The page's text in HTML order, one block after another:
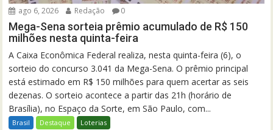
ago 6, 2026 Redação 0
Mega-Sena sorteia prêmio acumulado de R$ 150
milhões nesta quinta-feira
A Caixa Econômica Federal realiza, nesta quinta-feira (6), o
sorteio do concurso 3.041 da Mega-Sena. O prêmio principal
está estimado em R$ 150 milhões para quem acertar as seis
dezenas. O sorteio acontece a partir das 21h (horário de
Brasília), no Espaço da Sorte, em São Paulo, com...
Brasil Destaque Loterias